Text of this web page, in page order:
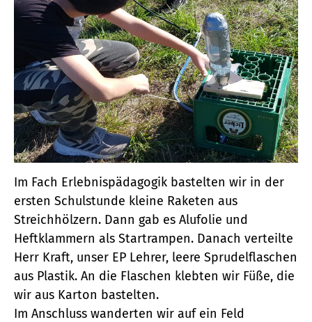
Im Fach Erlebnispädagogik bastelten wir in der
ersten Schulstunde kleine Raketen aus
Streichhölzern. Dann gab es Alufolie und
Heftklammern als Startrampen. Danach verteilte
Herr Kraft, unser EP Lehrer, leere Sprudelflaschen
aus Plastik. An die Flaschen klebten wir Füße, die
wir aus Karton bastelten.
Im Anschluss wanderten wir auf ein Feld